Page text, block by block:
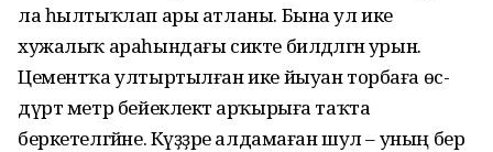
ла һылтыҡлап ары атланы. Бына ул ике
хужалыҡ араһындағы сикте билдәләгән урын.
Цементҡа ултыртылған ике йыуан торбаға өс-
дүрт метр бейеклектә арҡырыға таҡта
беркетелгәйне. Күҙҙәре алдамаған шул – уның бер